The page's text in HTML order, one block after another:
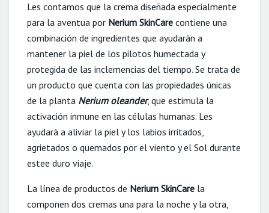
Les contamos que la crema diseñada especialmente
para la aventua por Nerium SkinCare contiene una
combinación de ingredientes que ayudarán a
mantener la piel de los pilotos humectada y
protegida de las inclemencias del tiempo. Se trata de
un producto que cuenta con las propiedades únicas
de la planta Nerium oleander, que estimula la
activación inmune en las células humanas. Les
ayudará a aliviar la piel y los labios irritados,
agrietados o quemados por el viento y el Sol durante
estee duro viaje.
La línea de productos de Nerium SkinCare la
componen dos cremas una para la noche y la otra,